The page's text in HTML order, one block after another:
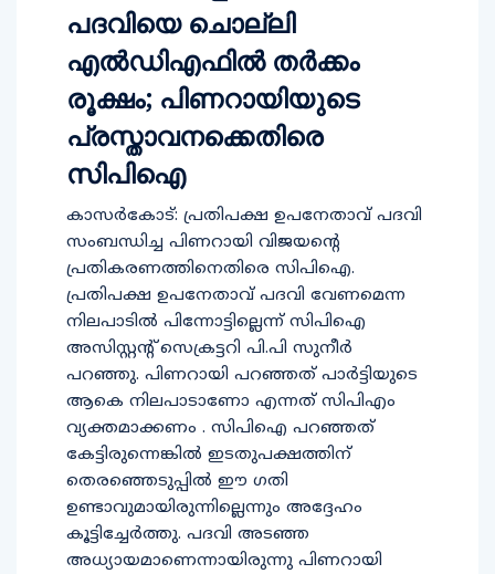
പദവിയെ ചൊല്ലി
എല്‍ഡിഎഫില്‍ തര്‍ക്കം
രൂക്ഷം; പിണറായിയുടെ
പ്രസ്താവനക്കെതിരെ
സിപിഐ
കാസര്‍കോട്: പ്രതിപക്ഷ ഉപനേതാവ് പദവി
സംബന്ധിച്ച പിണറായി വിജയന്റെ
പ്രതികരണത്തിനെതിരെ സിപിഐ.
പ്രതിപക്ഷ ഉപനേതാവ് പദവി വേണമെന്ന
നിലപാടില്‍ പിന്നോട്ടില്ലെന്ന് സിപിഐ
അസിസ്റ്റന്റ് സെക്രട്ടറി പി.പി സുനീര്‍
പറഞ്ഞു. പിണറായി പറഞ്ഞത് പാര്‍ട്ടിയുടെ
ആകെ നിലപാടാണോ എന്നത് സിപിഎം
വ്യക്തമാക്കണം . സിപിഐ പറഞ്ഞത്
കേട്ടിരുന്നെങ്കില്‍ ഇടതുപക്ഷത്തിന്
തെരഞ്ഞെടുപ്പില്‍ ഈ ഗതി
ഉണ്ടാവുമായിരുന്നില്ലെന്നും അദ്ദേഹം
കൂട്ടിച്ചേര്‍ത്തു. പദവി അടഞ്ഞ
അധ്യായമാണെന്നായിരുന്നു പിണറായി